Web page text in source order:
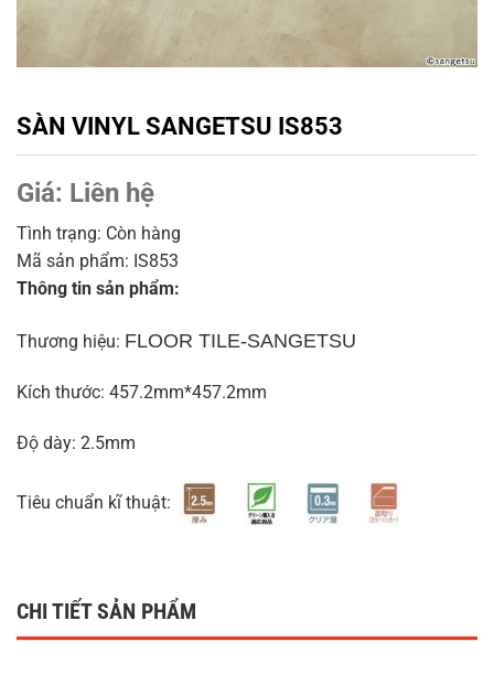
SÀN VINYL SANGETSU IS853
Giá: Liên hệ
Tình trạng: Còn hàng
Mã sản phẩm: IS853
Thông tin sản phẩm:
Thương hiệu: FLOOR TILE-SANGETSU
Kích thước: 457.2mm*457.2mm
Độ dày: 2.5mm
Tiêu chuẩn kĩ thuật:
CHI TIẾT SẢN PHẨM